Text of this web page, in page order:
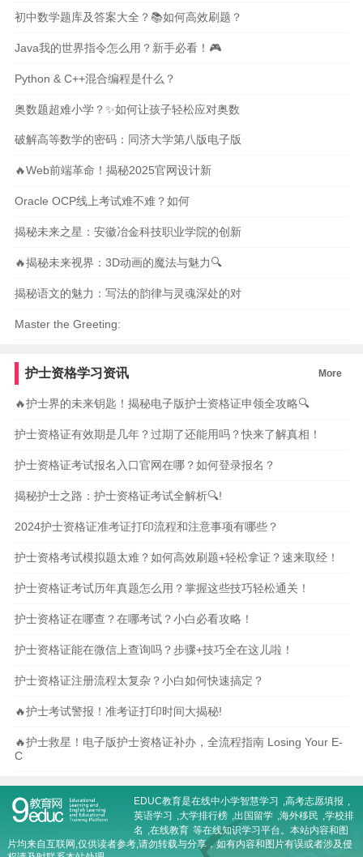
初中数学题库及答案大全？📚如何高效刷题？
Java我的世界指令怎么用？新手必看！🎮
Python & C++混合编程是什么？
奥数题超难小学？✨如何让孩子轻松应对奥数
破解高等数学的密码：同济大学第八版电子版
🔥Web前端革命！揭秘2025官网设计新
Oracle OCP线上考试难不难？如何
揭秘未来之星：安徽冶金科技职业学院的创新
🔥揭秘未来视界：3D动画的魔法与魅力🔍
揭秘语文的魅力：写法的韵律与灵魂深处的对
Master the Greeting:
护士资格学习资讯 More
🔥护士界的未来钥匙！揭秘电子版护士资格证申领全攻略🔍
护士资格证有效期是几年？过期了还能用吗？快来了解真相！
护士资格证考试报名入口官网在哪？如何登录报名？
揭秘护士之路：护士资格证考试全解析🔍!
2024护士资格证准考证打印流程和注意事项有哪些？
护士资格考试模拟题太难？如何高效刷题+轻松拿证？速来取经！
护士资格证考试历年真题怎么用？掌握这些技巧轻松通关！
护士资格证在哪查？在哪考试？小白必看攻略！
护士资格证能在微信上查询吗？步骤+技巧全在这儿啦！
护士资格证注册流程太复杂？小白如何快速搞定？
🔥护士考试警报！准考证打印时间大揭秘!
🔥护士救星！电子版护士资格证补办，全流程指南 Losing Your E-
C
EDUC教育是在线中小学智慧学习 ,高考志愿填报 ,
英语学习
,大学排行榜 ,出国留学 ,海外移民 ,学校排
名 ,在线教育 等在线知识学习平台。本站内容和图
片均来自互联网,仅供读者参考,请勿转载与分享，如有内容和图片有误或者涉及侵